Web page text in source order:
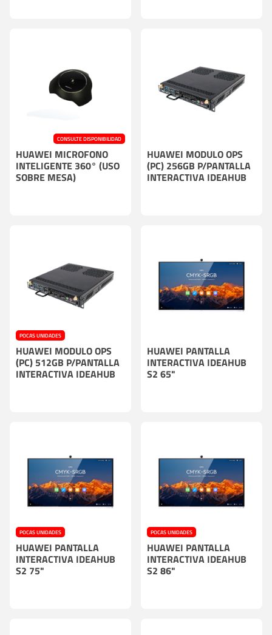
CONSULTE DISPONIBILIDAD
HUAWEI MICROFONO
INTELIGENTE 360° (USO
SOBRE MESA)
HUAWEI MODULO OPS
(PC) 256GB P/PANTALLA
INTERACTIVA IDEAHUB
POCAS UNIDADES
HUAWEI MODULO OPS
(PC) 512GB P/PANTALLA
INTERACTIVA IDEAHUB
HUAWEI PANTALLA
INTERACTIVA IDEAHUB
S2 65"
POCAS UNIDADES
HUAWEI PANTALLA
INTERACTIVA IDEAHUB
S2 75"
POCAS UNIDADES
HUAWEI PANTALLA
INTERACTIVA IDEAHUB
S2 86"